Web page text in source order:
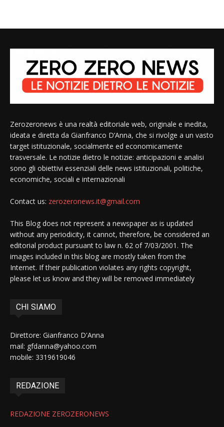
Zerozeronews è una realtà editoriale web, originale e inedita,
ideata e diretta da Gianfranco D’Anna, che si rivolge a un vasto
target istituzionale, socialmente ed economicamente
trasversale. Le notizie dietro le notizie: anticipazioni e analisi
sono gli obiettivi essenziali delle news istituzionali, politiche,
economiche, sociali e internazionali
Contact us: zerozeronews.it@gmail.com
This Blog does not represent a newspaper as is updated
without any periodicity, it cannot, therefore, be considered an
editorial product pursuant to law n. 62 of 7/03/2001. The
images included in this blog are mostly taken from the
Internet. If their publication violates any rights copyright,
please let us know and they will be removed immediately
CHI SIAMO
Direttore: Gianfranco D'Anna
mail: gfdanna@yahoo.com
mobile: 3319619046
REDAZIONE
REDAZIONE ZEROZERONEWS